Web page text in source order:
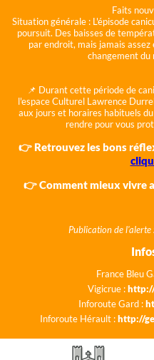
Faits
Situation générale : L'épisode
poursuit. Des baisses de
par endroit, mais jamais
changement du
📌 Durant cette période de
l'espace Culturel Lawrence
aux jours et horaires habituels
rendre pour vous
👉 Retrouvez les bons
👉 Comment mieux vivre
Publication de
France Bleu
Vigicrue :
Inforoute Gard :
Inforoute Hérault :http://